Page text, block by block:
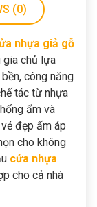
(0)
nhựa giả gỗ
gia chủ lựa
công năng
tác từ nhựa
ẩm và
đẹp ấm áp
cho không
cửa nhựa
cho cả nhà